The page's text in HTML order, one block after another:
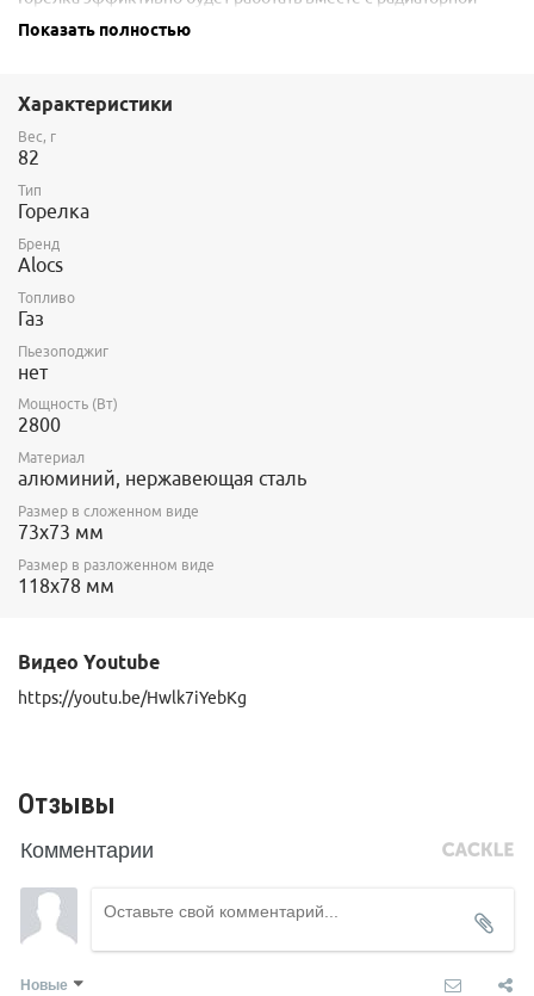
Показать полностью
Характеристики
Вес, г
82
Тип
Горелка
Бренд
Alocs
Топливо
Газ
Пьезоподжиг
нет
Мощность (Вт)
2800
Материал
алюминий, нержавеющая сталь
Размер в сложенном виде
73х73 мм
Размер в разложенном виде
118x78 мм
Видео Youtube
https://youtu.be/Hwlk7iYebKg
Отзывы
Комментарии
Новые